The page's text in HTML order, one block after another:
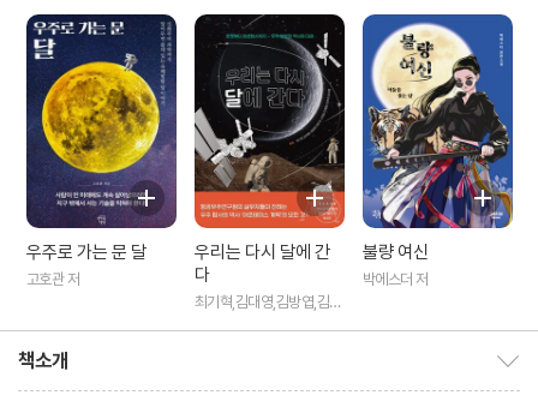
우주로 가는 문 달
고호관 저
우리는 다시 달에 간
다
최기혁,김대영,김방엽,김연
불량 여신
박에스더 저
책소개